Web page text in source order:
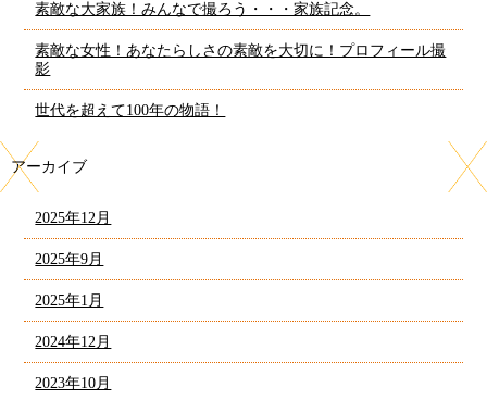
素敵な大家族！みんなで撮ろう・・・家族記念。
素敵な女性！あなたらしさの素敵を大切に！プロフィール撮
影
世代を超えて100年の物語！
アーカイブ
2025年12月
2025年9月
2025年1月
2024年12月
2023年10月